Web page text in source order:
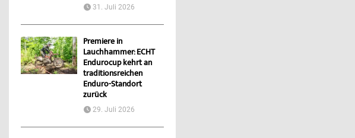
31. Juli 2026
Premiere in
Lauchhammer: ECHT
Endurocup kehrt an
traditionsreichen
Enduro-Standort
zurück
29. Juli 2026